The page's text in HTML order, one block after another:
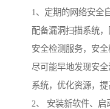
1、定期的网络安全
配备漏洞扫描系统
安全检测服务，安全
尽可能早地发现安
系统，优化资源，提
2、 安装新软件、启